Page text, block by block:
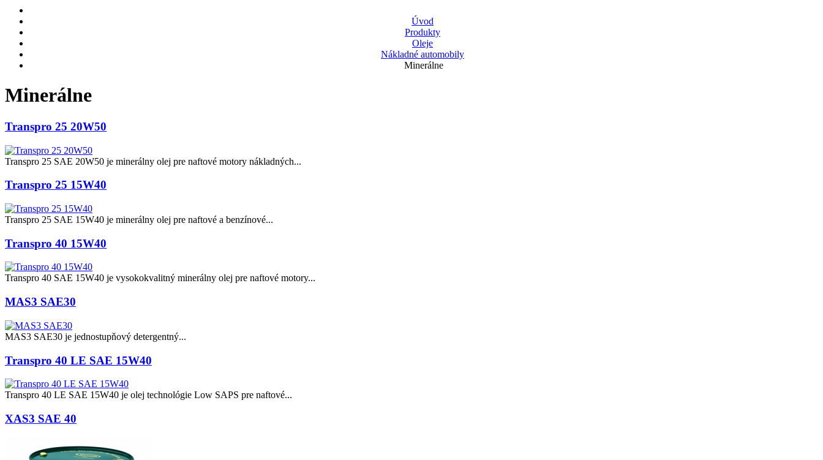
Úvod
Produkty
Oleje
Nákladné automobily
Minerálne
Minerálne
Transpro 25 20W50
Transpro 25 SAE 20W50 je minerálny olej pre naftové motory nákladných...
Transpro 25 15W40
Transpro 25 SAE 15W40 je minerálny olej pre naftové a benzínové...
Transpro 40 15W40
Transpro 40 SAE 15W40 je vysokokvalitný minerálny olej pre naftové motory...
MAS3 SAE30
MAS3 SAE30 je jednostupňový detergentný...
Transpro 40 LE SAE 15W40
Transpro 40 LE SAE 15W40 je olej technológie Low SAPS pre naftové...
XAS3 SAE 40